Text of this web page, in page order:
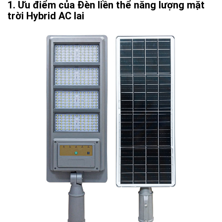
Ưu điểm của Đèn liền thể năng lượng mặt
trời Hybrid AC lai